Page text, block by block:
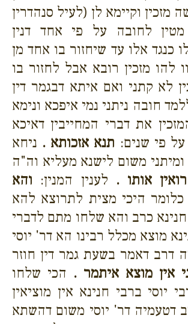
מזכין וקיימא לן (לעיל סנהדרין
לחובה על פי אחד דנין
כנגד אלו עד שיחזור בו אחד מן
להו מזכין רובא אבל לחזור בו
לא קתני ואם איתא דבגמר דין
חובה ניתני נמי איפכא ונימא
את דברי המחייבין דאיכא
פי שנים: תנא אזכותא . ניחא
משום לישנא מעליא וה"ה
רואין אותו . לענין המנין: והא
כלומר היכי מצית לתרוצא להא
חנינא כרב והא שלחו מתם לדברי
מוצא מכלל רבינו הא דר' יוסי
דרב דאמר בשעת גמר דין חוזר
אין מוצא איתמר . הכי שלחו
יוסי ברבי חנינא אין מוציאין
דטעמיה דר' יוסי משום דהשתא